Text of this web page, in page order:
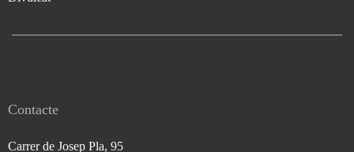
Contacte
Carrer de Josep Pla, 95